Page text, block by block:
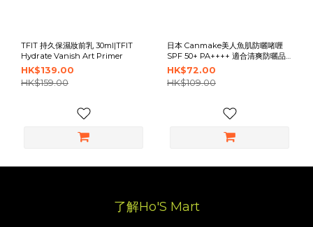
TFIT 持久保濕妝前乳 30ml|TFIT
Hydrate Vanish Art Primer
HK$139.00
HK$159.00
日本 Canmake美人魚肌防曬啫喱
SPF 50+ PA++++ 適合清爽防曬品
人士
HK$72.00
HK$109.00
了解Ho'S Mart